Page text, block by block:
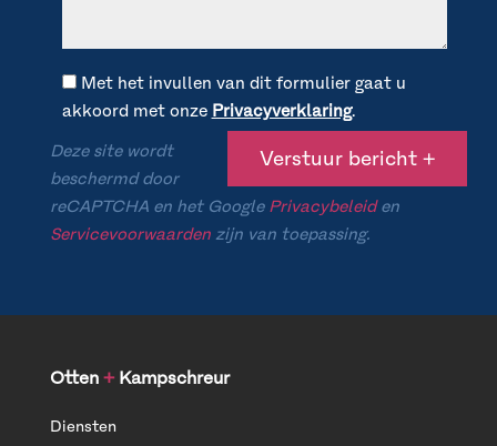
Met het invullen van dit formulier gaat u
akkoord met onze Privacyverklaring.
Deze site wordt
beschermd door
reCAPTCHA en het Google Privacybeleiden
Servicevoorwaardenzijn van toepassing.
Otten +Kampschreur
Diensten